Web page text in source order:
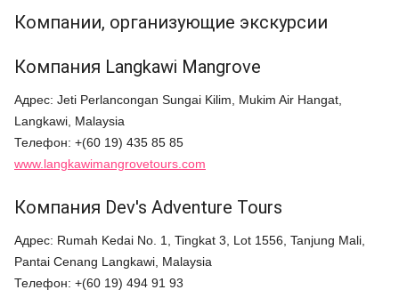
Компании, организующие экскурсии
Компания Langkawi Mangrove
Адрес: Jeti Perlancongan Sungai Kilim, Mukim Air Hangat,
Langkawi, Malaysia
Телефон: +(60 19) 435 85 85
www.langkawimangrovetours.com
Компания Dev's Adventure Tours
Адрес: Rumah Kedai No. 1, Tingkat 3, Lot 1556, Tanjung Mali,
Pantai Cenang Langkawi, Malaysia
Телефон: +(60 19) 494 91 93